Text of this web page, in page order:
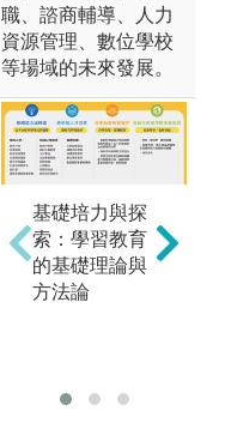
職、諮商輔導、人力
資源管理、數位學校
等場域的未來發展。
【學習方法
二：資料分析
與數位實作】
據相關課程，
基礎培力與探
索：學習教育
的基礎理論與
方法論